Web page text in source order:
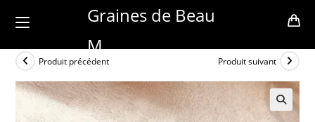
Graines de Beau
M
Produit précédent Produit suivant